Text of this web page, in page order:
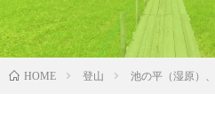
HOME 登山 池の平（湿原）